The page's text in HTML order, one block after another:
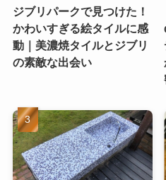
ジブリパークで見つけた！
かわいすぎる絵タイルに感
動｜美濃焼タイルとジブリ
の素敵な出会い